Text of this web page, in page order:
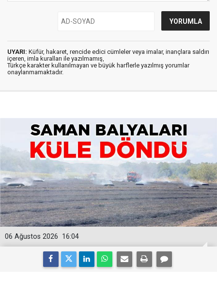
UYARI: Küfür, hakaret, rencide edici cümleler veya imalar, inançlara saldırı
içeren, imla kuralları ile yazılmamış,
Türkçe karakter kullanılmayan ve büyük harflerle yazılmış yorumlar
onaylanmamaktadır.
16:04
06 Ağustos 2026